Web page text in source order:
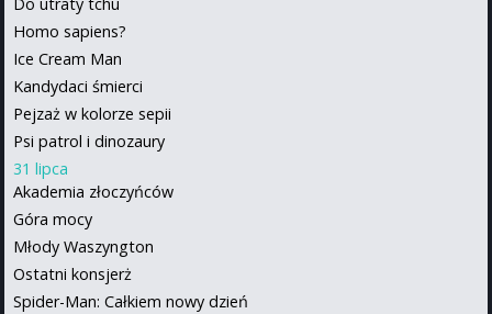
Homo sapiens?
Ice Cream Man
Kandydaci śmierci
Pejzaż w kolorze sepii
Psi patrol i dinozaury
31 lipca
Akademia złoczyńców
Góra mocy
Młody Waszyngton
Ostatni konsjerż
Spider-Man: Całkiem nowy dzień